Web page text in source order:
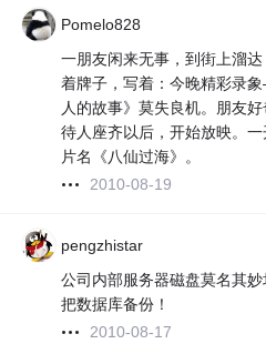
Pomelo828
一朋友闲来无事，到街上溜
着牌子，写着：今晚精彩录
人的故事》莫失良机。朋友好
待人座齐以后，开始放映。
片名《八仙过海》。
2010-08-19
pengzhistar
公司内部服务器磁盘莫名其
把数据库备份！
2010-08-17